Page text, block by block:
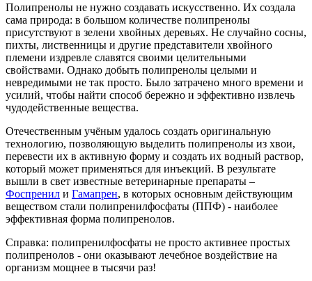
Полипренолы не нужно создавать искусственно. Их создала
сама природа: в большом количестве полипренолы
присутствуют в зелени хвойных деревьях. Не случайно сосны,
пихты, лиственницы и другие представители хвойного
племени издревле славятся своими целительными
свойствами. Однако добыть полипренолы целыми и
невредимыми не так просто. Было затрачено много времени и
усилий, чтобы найти способ бережно и эффективно извлечь
чудодейственные вещества.
Отечественным учёным удалось создать оригинальную
технологию, позволяющую выделить полипренолы из хвои,
перевести их в активную форму и создать их водный раствор,
который может применяться для инъекций. В результате
вышли в свет известные ветеринарные препараты –
Фоспренил и Гамапрен, в которых основным действующим
веществом стали полипренилфосфаты (ППФ) - наиболее
эффективная форма полипренолов.
Справка: полипренилфосфаты не просто активнее простых
полипренолов - они оказывают лечебное воздействие на
организм мощнее в тысячи раз!